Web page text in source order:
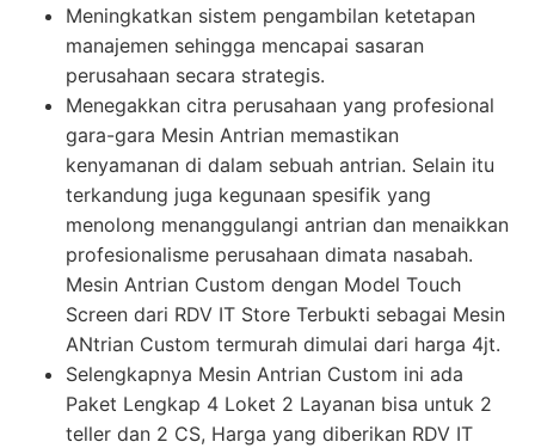
Meningkatkan sistem pengambilan ketetapan
manajemen sehingga mencapai sasaran
perusahaan secara strategis.
Menegakkan citra perusahaan yang profesional
gara-gara Mesin Antrian memastikan
kenyamanan di dalam sebuah antrian. Selain itu
terkandung juga kegunaan spesifik yang
menolong menanggulangi antrian dan menaikkan
profesionalisme perusahaan dimata nasabah.
Mesin Antrian Custom dengan Model Touch
Screen dari RDV IT Store Terbukti sebagai Mesin
ANtrian Custom termurah dimulai dari harga 4jt.
Selengkapnya Mesin Antrian Custom ini ada
Paket Lengkap 4 Loket 2 Layanan bisa untuk 2
teller dan 2 CS, Harga yang diberikan RDV IT